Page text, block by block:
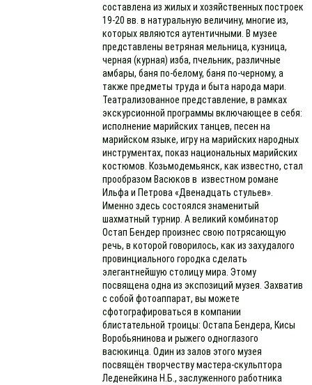
составлена из жилых и хозяйственных построек
19-20 вв. в натуральную величину, многие из,
которых являются аутентичными. В музее
представлены ветряная мельница, кузница,
черная (курная) изба, пчельник, различные
амбары, баня по-белому, баня по-черному, а
также предметы труда и быта народа мари.
Театрализованное представление, в рамках
экскурсионной программы включающее в себя:
исполнение марийских танцев, песен на
марийском языке, игру на марийских народных
инструментах, показ национальных марийских
костюмов. Козьмодемьянск, как известно, стал
прообразом Васюков в известном романе
Ильфа и Петрова «Двенадцать стульев».
Именно здесь состоялся знаменитый
шахматный турнир. А великий комбинатор
Остап Бендер произнес свою потрясающую
речь, в которой говорилось, как из захудалого
провинциального городка сделать
элегантнейшую столицу мира. Этому
посвящена одна из экспозиций музея. Захватив
с собой фотоаппарат, вы можете
сфотографироваться в компании
блистательной троицы: Остапа Бендера, Кисы
Воробьянинова и рыжего одноглазого
васюкинца. Один из залов этого музея
посвящён творчеству мастера-скульптора
Леденейкина Н.Б., заслуженного работника